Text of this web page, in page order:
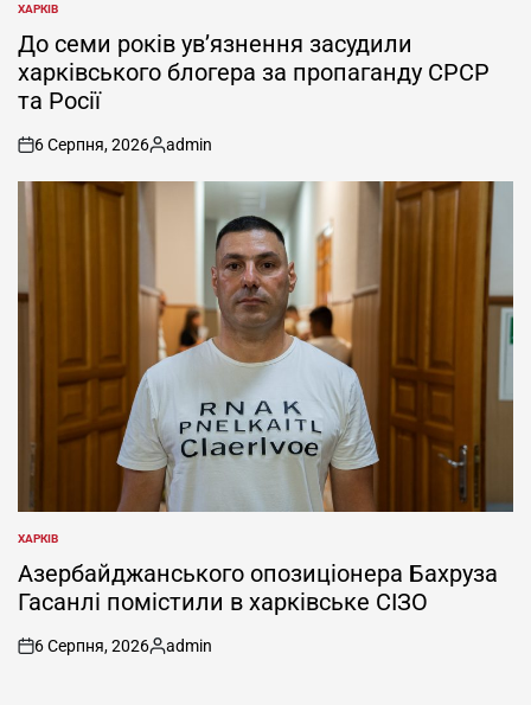
ОПУБЛІКУВАТИ
У
ХАРКІВ
До семи років ув’язнення засудили
харківського блогера за пропаганду СРСР
та Росії
on
6 Серпня, 2026
Опубліковано
admin
ОПУБЛІКУВАТИ
ХАРКІВ
Азербайджанського опозиціонера Бахруза
Гасанлі помістили в харківське СІЗО
on
6 Серпня, 2026
Опубліковано
admin